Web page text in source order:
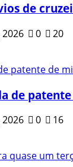
de
2026 0 20
de
2026 0 16